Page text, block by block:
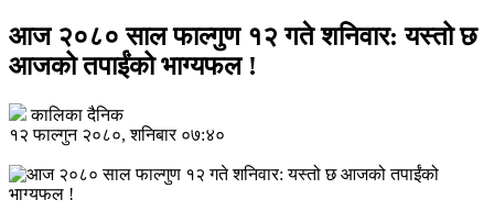
आज २०८० साल फाल्गुण १२ गते शनिवार: यस्तो छ
आजको तपाईंको भाग्यफल !
कालिका दैनिक
१२ फाल्गुन २०८०, शनिबार ०७:४०